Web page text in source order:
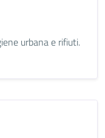
urbana e rifiuti.